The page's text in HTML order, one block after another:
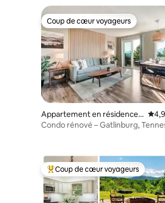
Coup de cœur voyageurs
Coup de cœur voyageurs
Appartement en résidence ⋅
Gatlinburg
Condo rénové – Gatlinburg,
Coups de cœur voyageurs les plus
Coup de cœur voyageurs